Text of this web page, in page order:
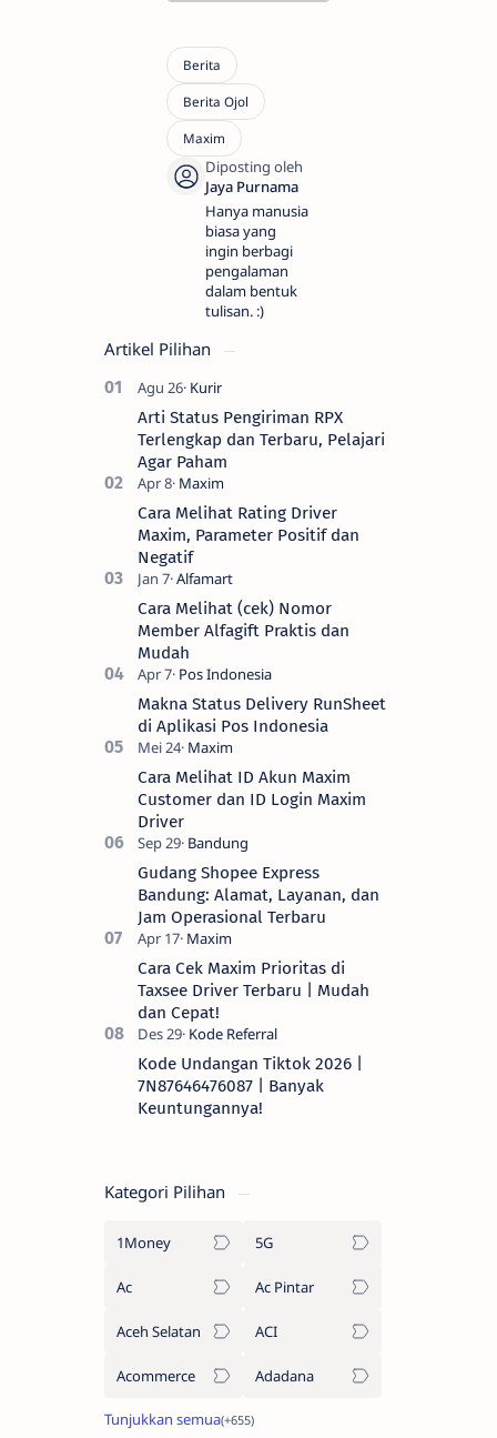
Hanya manusia
biasa yang
ingin berbagi
pengalaman
dalam bentuk
tulisan. :)
Artikel Pilihan
Arti Status Pengiriman RPX
Terlengkap dan Terbaru, Pelajari
Agar Paham
Cara Melihat Rating Driver
Maxim, Parameter Positif dan
Negatif
Cara Melihat (cek) Nomor
Member Alfagift Praktis dan
Mudah
Makna Status Delivery RunSheet
di Aplikasi Pos Indonesia
Cara Melihat ID Akun Maxim
Customer dan ID Login Maxim
Driver
Gudang Shopee Express
Bandung: Alamat, Layanan, dan
Jam Operasional Terbaru
Cara Cek Maxim Prioritas di
Taxsee Driver Terbaru | Mudah
dan Cepat!
Kode Undangan Tiktok 2026 |
7N87646476087 | Banyak
Keuntungannya!
Kategori Pilihan
1Money 5G
Ac Ac Pintar
Aceh Selatan ACI
Acommerce Adadana